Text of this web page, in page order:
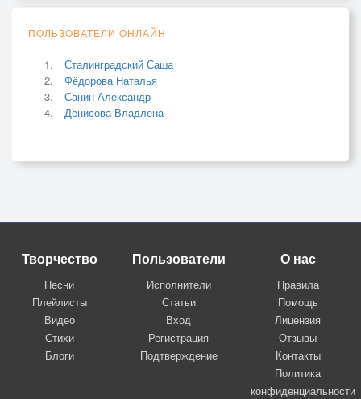
ПОЛЬЗОВАТЕЛИ ОНЛАЙН
Сталинградский Саша
Фёдорова Наталья
Санин Александр
Денисова Владлена
Творчество
Песни
Плейлисты
Видео
Стихи
Блоги
Пользователи
Исполнители
Статьи
Вход
Регистрация
Подтверждение
О нас
Правила
Помощь
Лицензия
Отзывы
Контакты
Политика
конфиденциальности